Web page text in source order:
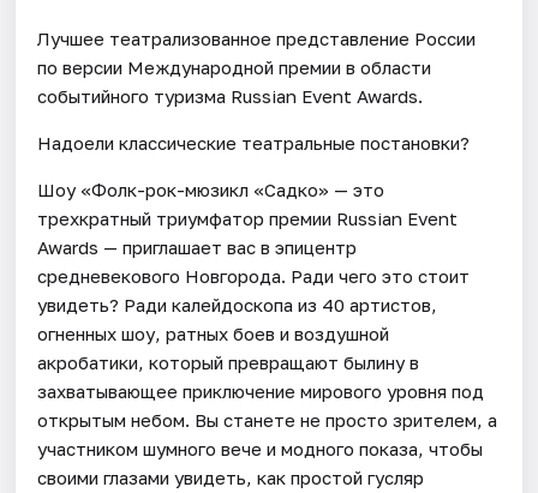
Лучшее театрализованное представление России
по версии Международной премии в области
событийного туризма Russian Event Awards.
Надоели классические театральные постановки?
Шоу «Фолк-рок-мюзикл «Садко» — это
трехкратный триумфатор премии Russian Event
Awards — приглашает вас в эпицентр
средневекового Новгорода. Ради чего это стоит
увидеть? Ради калейдоскопа из 40 артистов,
огненных шоу, ратных боев и воздушной
акробатики, который превращают былину в
захватывающее приключение мирового уровня под
открытым небом. Вы станете не просто зрителем, а
участником шумного вече и модного показа, чтобы
своими глазами увидеть, как простой гусляр